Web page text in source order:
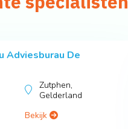
Adviesburau De
Zutphen,
Gelderland
Bekijk